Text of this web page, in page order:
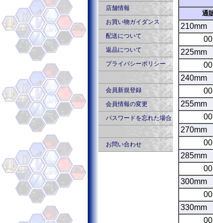
店舗情報
お買い物ガイダンス
配送について
返品について
プライバシーポリシー
会員新規登録
会員情報の変更
パスワードを忘れた場合
お問い合わせ
通
210mm
225mm
240mm
255mm
270mm
285mm
300mm
330mm